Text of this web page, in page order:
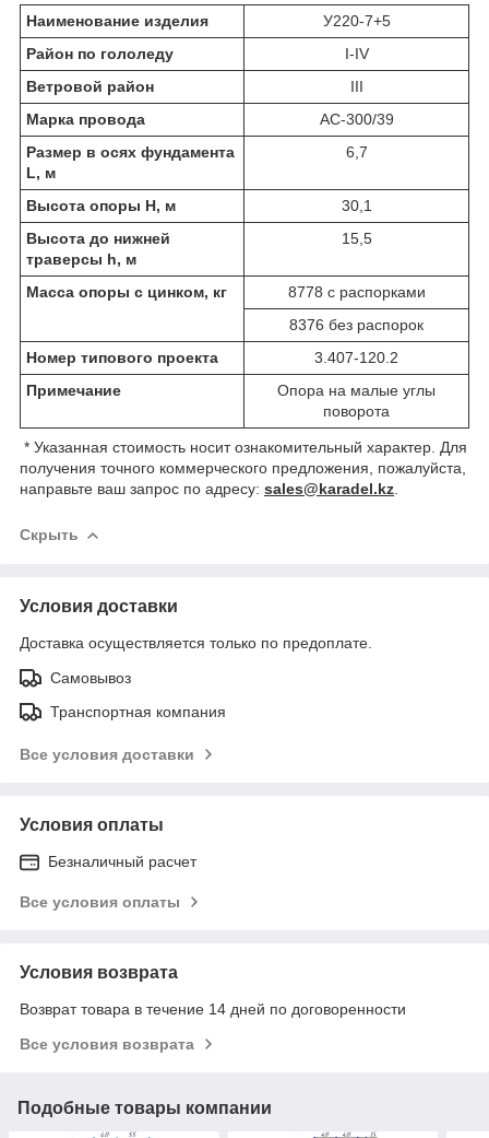
Наименование изделия
У220-7+5
Район по гололеду
I-IV
Ветровой район
III
Марка провода
АС-300/39
Размер в осях фундамента
L, м
6,7
Высота опоры Н, м
30,1
Высота до нижней
траверсы h, м
15,5
Масса опоры с цинком, кг
8778 с распорками
8376 без распорок
Номер типового проекта
3.407-120.2
Примечание
Опора на малые углы
поворота
* Указанная стоимость носит ознакомительный характер. Для
получения точного коммерческого предложения, пожалуйста,
направьте ваш запрос по адресу: sales@karadel.kz
Скрыть
Условия доставки
Доставка осуществляется только по предоплате.
Самовывоз
Транспортная компания
Все условия доставки
Условия оплаты
Безналичный расчет
Все условия оплаты
Условия возврата
Возврат товара в течение 14 дней по договоренности
Все условия возврата
Подобные товары компании